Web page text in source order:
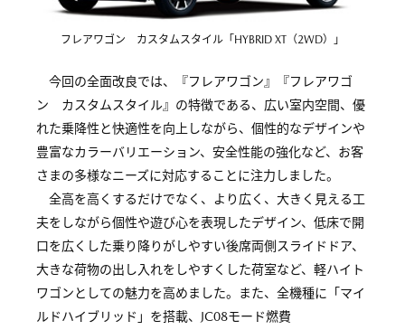
フレアワゴン カスタムスタイル「HYBRID XT（2WD）」
今回の全面改良では、『フレアワゴン』『フレアワゴ
ン カスタムスタイル』の特徴である、広い室内空間、優
れた乗降性と快適性を向上しながら、個性的なデザインや
豊富なカラーバリエーション、安全性能の強化など、お客
さまの多様なニーズに対応することに注力しました。
全高を高くするだけでなく、より広く、大きく見える工
夫をしながら個性や遊び心を表現したデザイン、低床で開
口を広くした乗り降りがしやすい後席両側スライドドア、
大きな荷物の出し入れをしやすくした荷室など、軽ハイト
ワゴンとしての魅力を高めました。また、全機種に「マイ
ルドハイブリッド」を搭載、JC08モード燃費